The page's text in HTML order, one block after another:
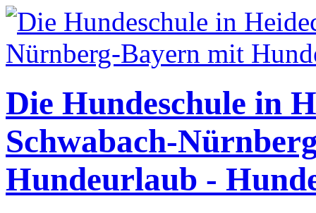
Die Hundeschule in
Schwabach-
Hundeurlaub -